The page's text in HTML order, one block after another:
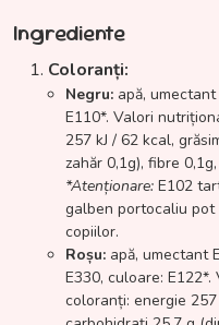
Ingrediente
Coloranți:
Negru: apă,
E110*. Valori
257 kJ / 62 kcal,
zahăr 0,1g), fibre
*Atenționare: E102
galben portocaliu
copiilor.
Roșu: apă, umectant
E330, culoare:
coloranți: energie 257